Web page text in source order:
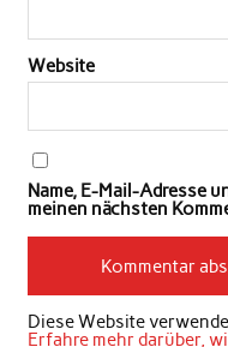
Website
Name, E-Mail-Adresse
meinen nächsten
Diese Website
Erfahre mehr darüber,